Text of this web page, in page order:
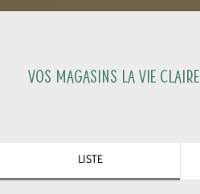
Vos magasins La Vie Claire
LISTE